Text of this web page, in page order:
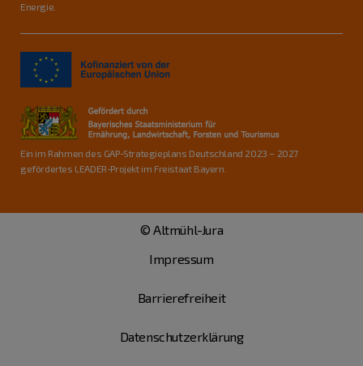
Energie.
Ein im Rahmen des GAP-Strategieplans Deutschland 2023 – 2027
gefördertes LEADER-Projekt im Freistaat Bayern.
© Altmühl-Jura
Impressum
Barrierefreiheit
Datenschutzerklärung